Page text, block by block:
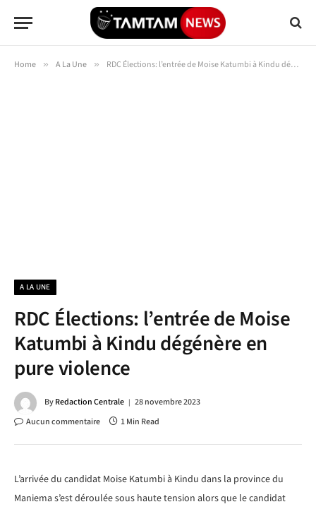
Home » A La Une » RDC Élections: l’entrée de Moise Katumbi à Kindu dégénère en pure violence
A LA UNE
RDC Élections: l’entrée de Moise
Katumbi à Kindu dégénère en
pure violence
ByRedaction Centrale
28 novembre 2023
Aucun commentaire
1 Min Read
L’arrivée du candidat Moise Katumbi à Kindu dans la province du
Maniema s’est déroulée sous haute tension alors que le candidat